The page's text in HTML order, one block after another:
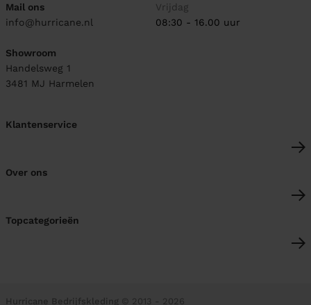
Mail ons
info@hurricane.nl
Showroom
Handelsweg 1
3481 MJ Harmelen
Vrijdag
08:30 - 16.00 uur
Klantenservice
Over ons
Topcategorieën
Hurricane Bedrijfskleding © 2013 - 2026